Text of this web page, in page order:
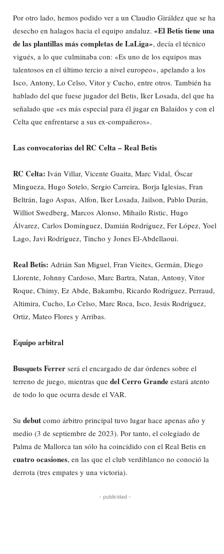
Por otro lado, hemos podido ver a un Claudio Giráldez que se ha
desecho en halagos hacia el equipo andaluz. «El Betis tiene una
de las plantillas más completas de LaLiga», decía el técnico
vigués, a lo que culminaba con: «Es uno de los equipos mas
talentosos en el último tercio a nivel europeo», apelando a los
Isco, Antony, Lo Celso, Vitor y Cucho, entre otros. También ha
hablado del que fuese jugador del Betis, Iker Losada, del que ha
señalado que «es más especial para él jugar en Balaídos y con el
Celta que enfrentarse a sus ex-compañeros».
Las convocatorias del RC Celta – Real Betis
RC Celta: Iván Villar, Vicente Guaita, Marc Vidal, Óscar
Mingueza, Hugo Sotelo, Sergio Carreira, Borja Iglesias, Fran
Beltrán, Iago Aspas, Alfon, Iker Losada, Jailson, Pablo Durán,
Williot Swedberg, Marcos Alonso, Mihailo Ristic, Hugo
Álvarez, Carlos Domínguez, Damián Rodríguez, Fer López, Yoel
Lago, Javi Rodríguez, Tincho y Jones El-Abdellaoui.
Real Betis: Adrián San Miguel, Fran Vieites, Germán, Diego
Llorente, Johnny Cardoso, Marc Bartra, Natan, Antony, Vitor
Roque, Chimy, Ez Abde, Bakambu, Ricardo Rodríguez, Perraud,
Altimira, Cucho, Lo Celso, Marc Roca, Isco, Jesús Rodríguez,
Ortiz, Mateo Flores y Arribas.
Equipo arbitral
Busquets Ferrer será el encargado de dar órdenes sobre el
terreno de juego, mientras que del Cerro Grande estará atento
de todo lo que ocurra desde el VAR.
Su debut como árbitro principal tuvo lugar hace apenas año y
medio (3 de septiembre de 2023). Por tanto, el colegiado de
Palma de Mallorca tan sólo ha coincidido con el Real Betis en
cuatro ocasiones, en las que el club verdiblanco no conoció la
derrota (tres empates y una victoria).
- publicidad -